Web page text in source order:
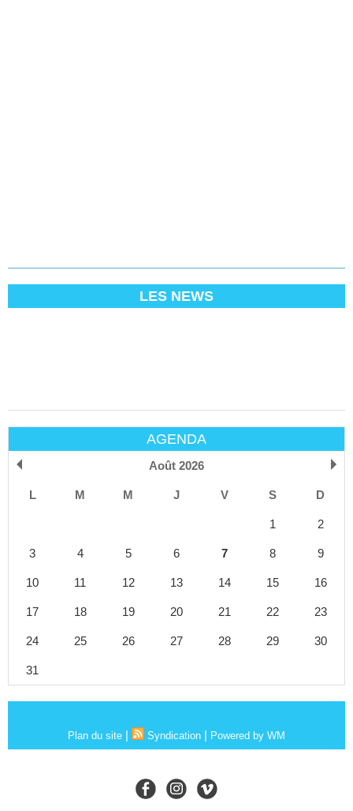
LES NEWS
AGENDA
Août 2026
L M M J V S D
1 2
3 4 5 6 7 8 9
10 11 12 13 14 15 16
17 18 19 20 21 22 23
24 25 26 27 28 29 30
31
Plan du site | Syndication | Powered by WM